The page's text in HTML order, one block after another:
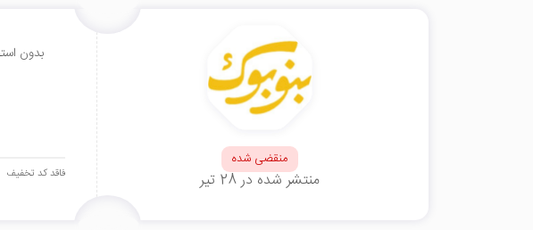
منقضی شده
منتشر شده در 28 تیر
بدون استفاده از کد
فاقد کد تخفیف